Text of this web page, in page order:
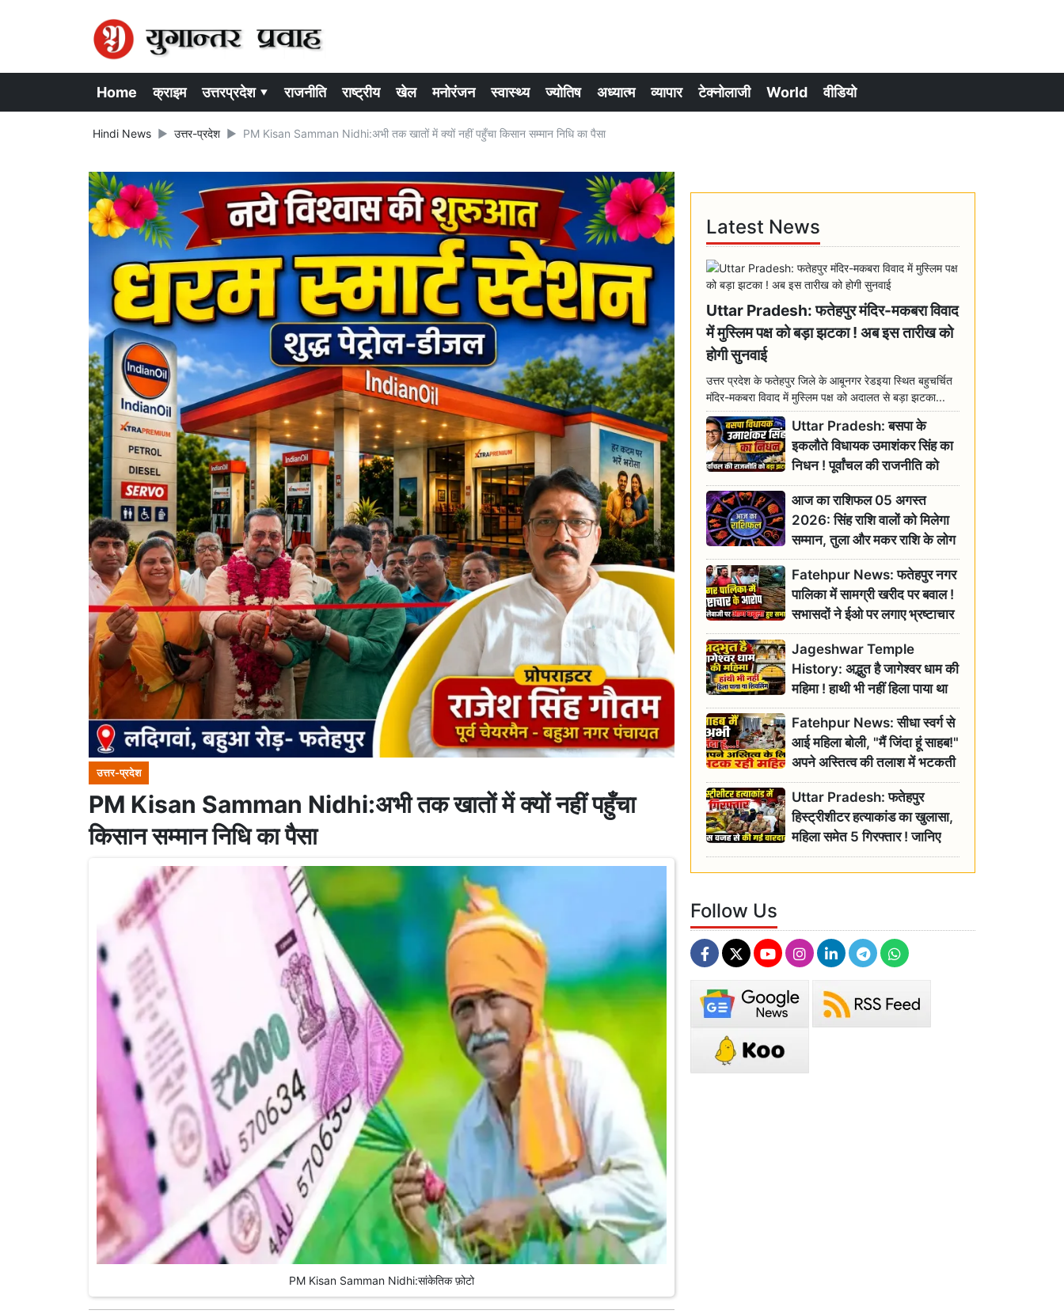
Home क्राइम उत्तरप्रदेश ▾ राजनीति राष्ट्रीय खेल मनोरंजन स्वास्थ्य ज्योतिष अध्यात्म व्यापार टेक्नोलाजी World वीडियो
Hindi News उत्तर-प्रदेश PM Kisan Samman Nidhi:अभी तक खातों में क्यों नहीं पहुँचा किसान सम्मान निधि का पैसा
उत्तर-प्रदेश
PM Kisan Samman Nidhi:अभी तक खातों में क्यों नहीं पहुँचा
किसान सम्मान निधि का पैसा
PM Kisan Samman Nidhi:सांकेतिक फ़ोटो
Latest News
Uttar Pradesh: फतेहपुर मंदिर-मकबरा विवाद
में मुस्लिम पक्ष को बड़ा झटका ! अब इस तारीख को
होगी सुनवाई
उत्तर प्रदेश के फतेहपुर जिले के आबूनगर रेडइया स्थित बहुचर्चित
मंदिर-मकबरा विवाद में मुस्लिम पक्ष को अदालत से बड़ा झटका...
Uttar Pradesh: बसपा के
इकलौते विधायक उमाशंकर सिंह का
निधन ! पूर्वांचल की राजनीति को
बड़ा झटका, योगी ने जताया दुःख
आज का राशिफल 05 अगस्त
2026: सिंह राशि वालों को मिलेगा
सम्मान, तुला और मकर राशि के लोग
रहें सतर्क
Fatehpur News: फतेहपुर नगर
पालिका में सामग्री खरीद पर बवाल !
सभासदों ने ईओ पर लगाए भ्रष्टाचार
के गंभीर आरोप
Jageshwar Temple
History: अद्भुत है जागेश्वर धाम की
महिमा ! हाथी भी नहीं हिला पाया था
शिवलिंग, जानिए क्या है इसका
इतिहास
Fatehpur News: सीधा स्वर्ग से
आई महिला बोली, "मैं जिंदा हूं साहब!"
अपने अस्तित्व की तलाश में भटकती
रही बुजुर्ग, एसडीएम ने दिए जांच के
आदेश
Uttar Pradesh: फतेहपुर
हिस्ट्रीशीटर हत्याकांड का खुलासा,
महिला समेत 5 गिरफ्तार ! जानिए
क्या था कनेक्शन?
Follow Us